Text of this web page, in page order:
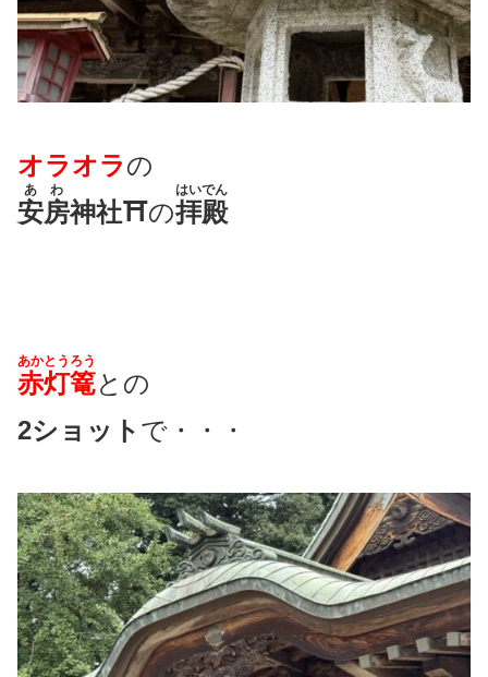
オラオラの
安房
あわ
神社⛩の拝殿
はいでん
赤
あか
灯篭
とうろう
との
2ショット で・・・